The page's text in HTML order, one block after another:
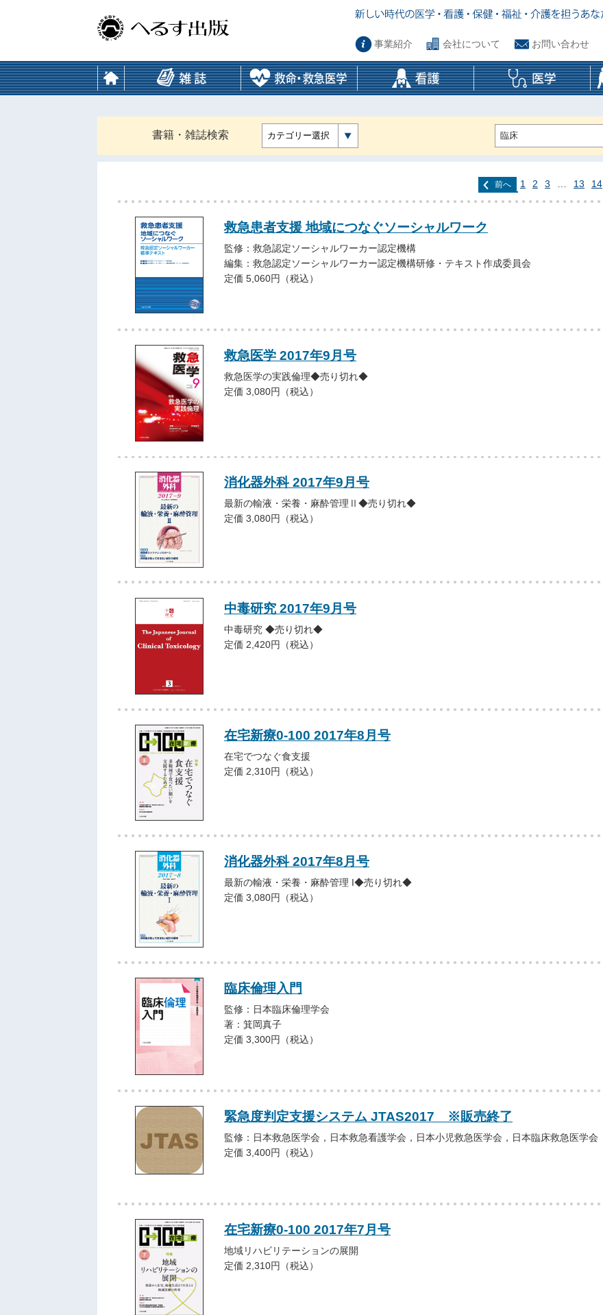
事業紹介 会社について お問い合わせ
書籍・雑誌検索 カテゴリー選択
前へ 1 2 3 13 14
救急患者支援 地域につなぐソーシャルワーク
監修：救急認定ソーシャルワーカー認定機構
編集：救急認定ソーシャルワーカー認定機構研修・テキスト作成委員会
定価 5,060円（税込）
救急医学 2017年9月号
救急医学の実践倫理◆売り切れ◆
定価 3,080円（税込）
消化器外科 2017年9月号
最新の輸液・栄養・麻酔管理Ⅱ◆売り切れ◆
定価 3,080円（税込）
中毒研究 2017年9月号
中毒研究 ◆売り切れ◆
定価 2,420円（税込）
在宅新療0-100 2017年8月号
在宅でつなぐ食支援
定価 2,310円（税込）
消化器外科 2017年8月号
最新の輸液・栄養・麻酔管理 I◆売り切れ◆
定価 3,080円（税込）
臨床倫理入門
監修：日本臨床倫理学会
著：箕岡真子
定価 3,300円（税込）
緊急度判定支援システム JTAS2017 ※販売終了
監修：日本救急医学会，日本救急看護学会，日本小児救急医学会，日本臨床救急医学会
定価 3,400円（税込）
在宅新療0-100 2017年7月号
地域リハビリテーションの展開
定価 2,310円（税込）